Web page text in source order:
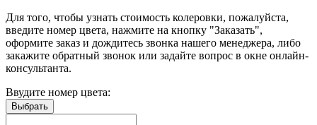
Для того, чтобы узнать стоимость колеровки, пожалуйста,
введите номер цвета, нажмите на кнопку "Заказать",
оформите заказ и дождитесь звонка нашего менеджера, либо
закажите обратный звонок или задайте вопрос в окне онлайн-
консультанта.
Ввудите номер цвета: